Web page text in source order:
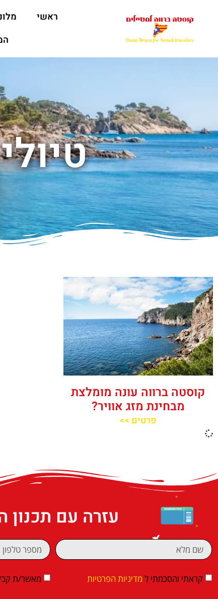
ראשי
קוסטה ברווה עונה מומלצת
מבחינת מזג אוויר?
פרטים >>
עזרה עם
קראתי והסכמתי ל מדיניות הפרטיות מאשר/ת